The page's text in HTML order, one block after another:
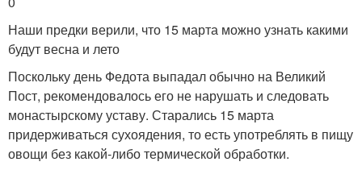
Наши предки верили, что 15 марта можно узнать какими
будут весна и лето
Поскольку день Федота выпадал обычно на Великий
Пост, рекомендовалось его не нарушать и следовать
монастырскому уставу. Старались 15 марта
придерживаться сухоядения, то есть употреблять в пищу
овощи без какой-либо термической обработки.